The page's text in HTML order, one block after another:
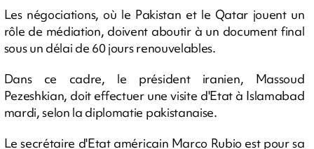
Les négociations, où le Pakistan et le Qatar jouent un
rôle de médiation, doivent aboutir à un document final
sous un délai de 60 jours renouvelables.
Dans ce cadre, le président iranien, Massoud
Pezeshkian, doit effectuer une visite d'Etat à Islamabad
mardi, selon la diplomatie pakistanaise.
Le secrétaire d'Etat américain Marco Rubio est pour sa